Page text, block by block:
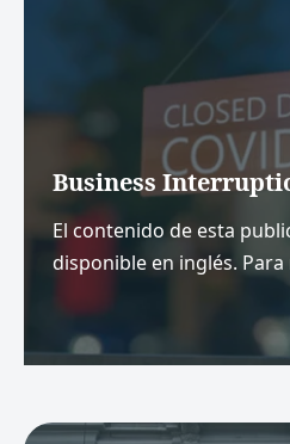
Business
El contenido de esta
disponible en inglés.